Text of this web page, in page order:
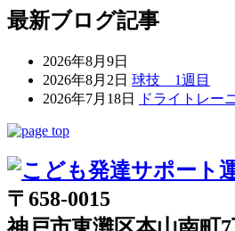
最新ブログ記事
2026年8月9日
2026年8月2日 球技 1週目
2026年7月18日
ドライトレー
〒658-0015